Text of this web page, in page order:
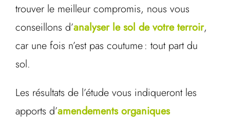
trouver le meilleur compromis, nous vous
conseillons d’analyser le sol de votre terroir,
car une fois n’est pas coutume : tout part du
sol.
Les résultats de l’étude vous indiqueront les
apports d’amendements organiques